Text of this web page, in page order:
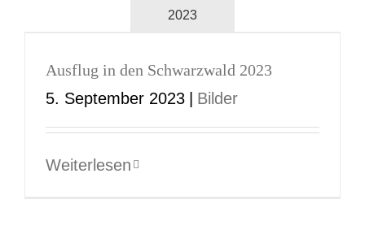
2023
Ausflug in den Schwarzwald 2023
5. September 2023 | Bilder
Weiterlesen